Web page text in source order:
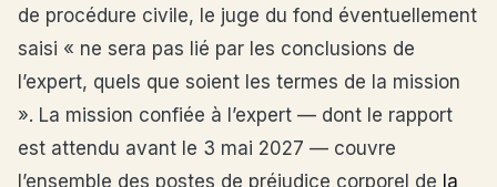
de procédure civile, le juge du fond éventuellement
saisi « ne sera pas lié par les conclusions de
l’expert, quels que soient les termes de la mission
». La mission confiée à l’expert — dont le rapport
est attendu avant le 3 mai 2027 — couvre
l’ensemble des postes de préjudice corporel de la